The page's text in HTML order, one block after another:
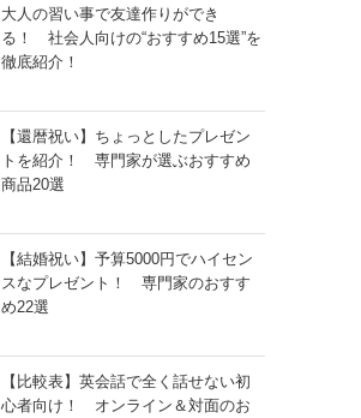
大人の習い事で友達作りができ
る！ 社会人向けの“おすすめ15選”を
徹底紹介！
【還暦祝い】ちょっとしたプレゼン
トを紹介！ 専門家が選ぶおすすめ
商品20選
【結婚祝い】予算5000円でハイセン
スなプレゼント！ 専門家のおすす
め22選
【比較表】英会話で全く話せない初
心者向け！ オンライン＆対面のお